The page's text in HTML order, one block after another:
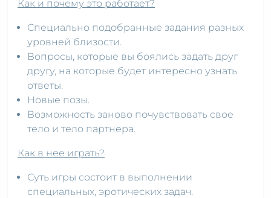
Как и почему это работает?
Специально подобранные задания разных
уровней близости.
Вопросы, которые вы боялись задать друг
другу, на которые будет интересно узнать
ответы.
Новые позы.
Возможность заново почувствовать свое
тело и тело партнера.
Как в нее играть?
Суть игры состоит в выполнении
специальных, эротических задач.